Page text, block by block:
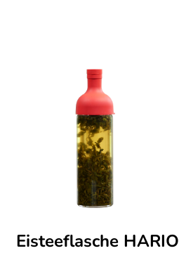
Eisteeflasche HARIO